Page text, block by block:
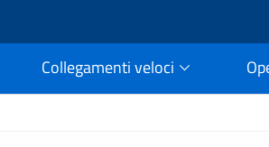
Collegamenti veloci